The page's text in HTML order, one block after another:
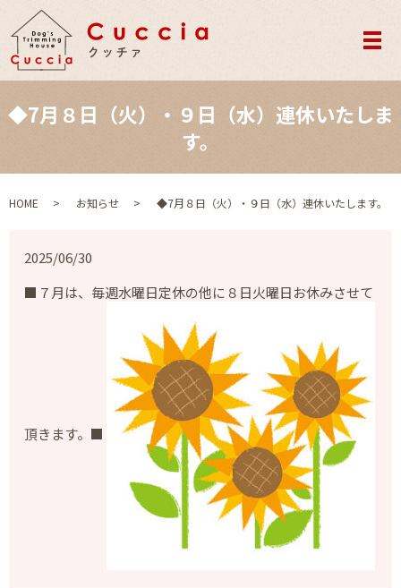
メ
◆7月８日（火）・９日（水）連休いたしま
す。
HOME お知らせ ◆7月８日（火）・９日（水）連休いたします。
2025/06/30
■７月は、毎週水曜日定休の他に８日火曜日お休みさせて
頂きます。■